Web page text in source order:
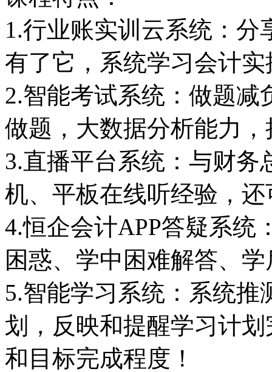
1.行业账实训云系统：
有了它，系统学习会计实
2.智能考试系统：做题
做题，大数据分析能力
3.直播平台系统：与财务
机、平板在线听经验，
4.恒企会计APP答疑系统
困惑、学中困难解答、
5.智能学习系统：系统
划，反映和提醒学习计
和目标完成程度！